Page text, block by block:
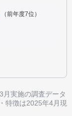
（前年度7位）
実施の調査データ
特徴は2025年4月現